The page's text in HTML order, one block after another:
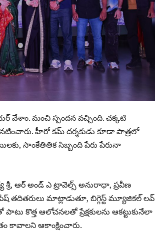
వేశాం. మంచి స్పందన వచ్చింది. చక్కటి
హీరో కమ్ దర్శకుడు కూడా పాత్రలో
సాంకేతితిక సిబ్బంది పేరు పేరునా
ఆర్ అండ్ ఎ ట్రావెల్స్ అనురాధా, ప్రవీణ
తదితరులు మాట్లాడుతూ, బిగ్గెస్ట్ మ్యూజికల్ లవ్
కొత్త ఆలోచనలతో ప్రేక్షకులను ఆకట్టుకునేలా
కావాలని ఆకాంక్షించారు.